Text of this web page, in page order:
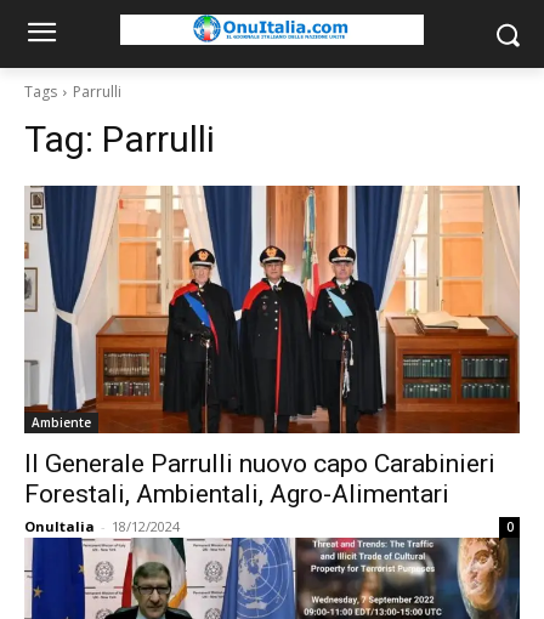
Tags Parrulli
Tag: Parrulli
Ambiente
Il Generale Parrulli nuovo capo Carabinieri
Forestali, Ambientali, Agro-Alimentari
OnuItalia - 18/12/2024 0